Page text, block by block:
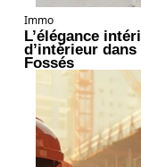
Immo
L’élégance
d’intérieur
Fossés